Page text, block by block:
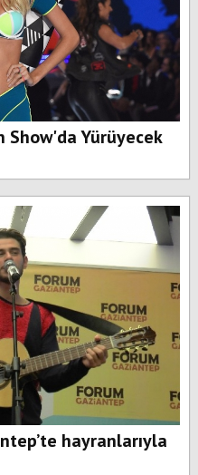
Show'da Yürüyecek
hayranlarıyla